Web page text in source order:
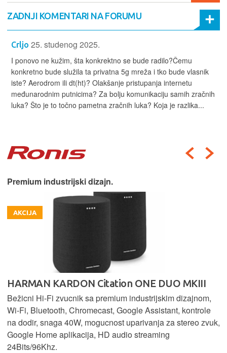
ZADNJI KOMENTARI NA FORUMU
Crljo 25. studenog 2025.
I ponovo ne kužim, šta konkrektno se bude radilo?Čemu
konkretno bude služila ta privatna 5g mreža i tko bude vlasnik
iste? Aerodrom ili dt(ht)? Olakšanje pristupanja internetu
međunarodnim putnicima? Za bolju komunikaciju samih zračnih
luka? Što je to točno pametna zračnih luka? Koja je razlika...
Premium industrijski dizajn.
AKCIJA
HARMAN KARDON Citation ONE DUO MKIII
Bežicni Hi-Fi zvucnik sa premium industrijskim dizajnom,
Wi-Fi, Bluetooth, Chromecast, Google Assistant, kontrole
na dodir, snaga 40W, mogucnost uparivanja za stereo zvuk,
Google Home aplikacija, HD audio streaming
24Bits/96Khz.